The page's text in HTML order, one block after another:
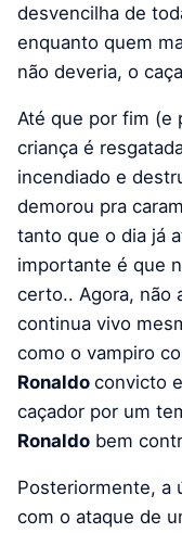
desvencilha de
enquanto quem
não deveria, o
Até que por fim (e
criança é
incendiado e
demorou pra
tanto que o dia já
importante é que
certo.. Agora, não
continua vivo
como o vampiro
Ronaldo convicto
caçador por um
Ronaldo bem
Posteriormente, a
com o ataque de